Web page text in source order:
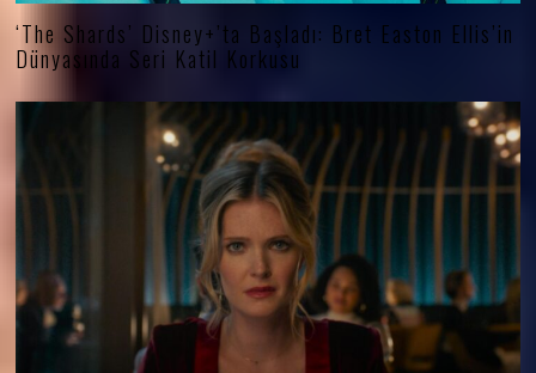
‘The Shards’ Disney+’ta Başladı: Bret Easton Ellis’in
Dünyasında Seri Katil Korkusu